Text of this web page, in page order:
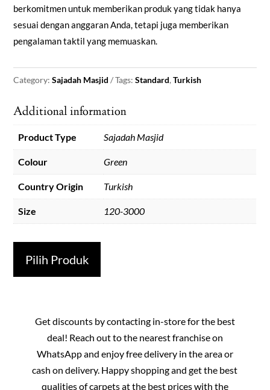
berkomitmen untuk memberikan produk yang tidak hanya
sesuai dengan anggaran Anda, tetapi juga memberikan
pengalaman taktil yang memuaskan.
Category:Sajadah Masjid Tags:Standard,Turkish
Additional information
Product Type Sajadah Masjid
Colour Green
Country Origin Turkish
Size 120-3000
Pilih Produk
Get discounts by contacting in-store for the best
deal! Reach out to the nearest franchise on
WhatsApp and enjoy free delivery in the area or
cash on delivery. Happy shopping and get the best
qualities of carpets at the best prices with the